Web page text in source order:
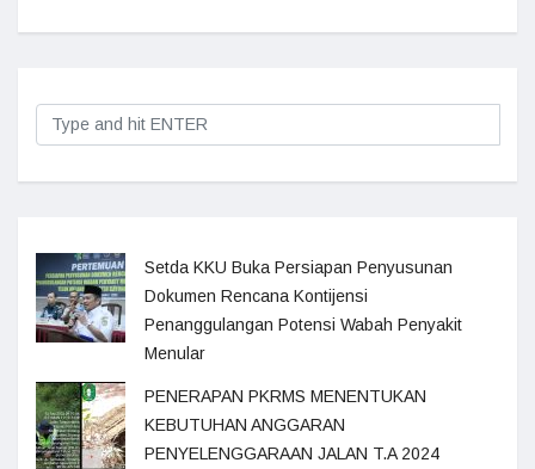
Setda KKU Buka Persiapan Penyusunan
Dokumen Rencana Kontijensi
Penanggulangan Potensi Wabah Penyakit
Menular
PENERAPAN PKRMS MENENTUKAN
KEBUTUHAN ANGGARAN
PENYELENGGARAAN JALAN T.A 2024